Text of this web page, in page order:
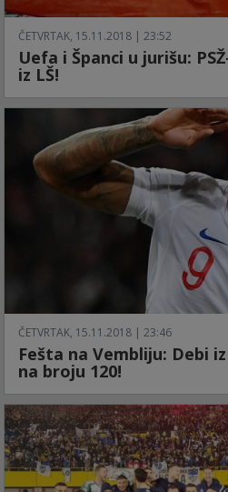
ČETVRTAK, 15.11.2018 | 23:52
Uefa i Španci u jurišu:
iz LŠ!
ČETVRTAK, 15.11.2018 | 23:46
Fešta na Vembliju: Debi
na broju 120!